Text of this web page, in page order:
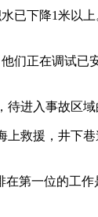
已下降1米以
们正在调试已
进入事故区域
救援，井下
第一位的工作